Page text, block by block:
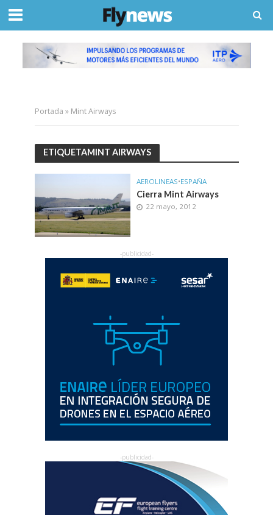
Portada » Mint Airways
ETIQUETAMINT AIRWAYS
AEROLINEAS•ESPAÑA
Cierra Mint Airways
22 mayo, 2012